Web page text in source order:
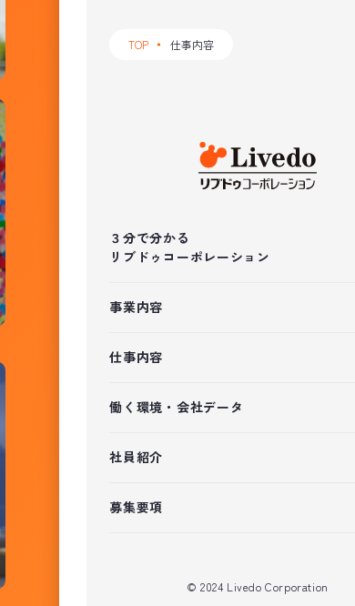
TOP 仕事内容
３分で分かる
リブドゥコーポレーション
事業内容
仕事内容
働く環境・会社データ
社員紹介
募集要項
© 2024 Livedo Corporation